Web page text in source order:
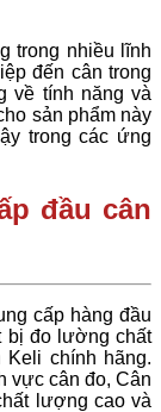
trong nhiều lĩnh
đến cân trong
về tính năng và
sản phẩm này
trong các ứng
đầu cân
cấp hàng đầu
bị đo lường chất
Keli chính hãng.
vực cân đo, Cân
lượng cao và